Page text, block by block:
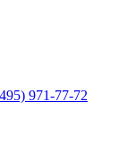
971-77-72